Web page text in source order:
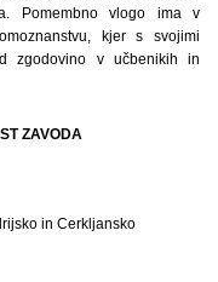
Pomembno vlogo ima v
kjer s svojimi
zgodovino v učbenikih in
ZAVODA
in Cerkljansko